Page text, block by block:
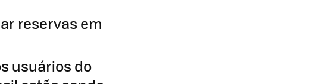
reservas em
usuários do